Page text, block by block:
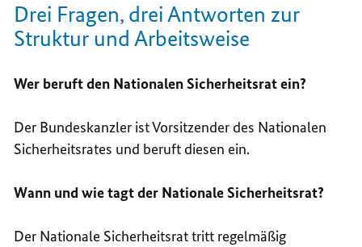
Drei Fragen, drei Antworten zur
Struktur und Arbeitsweise
Wer beruft den Nationalen Sicherheitsrat ein?
Der Bundeskanzler ist Vorsitzender des Nationalen
Sicherheitsrates und beruft diesen ein.
Wann und wie tagt der Nationale Sicherheitsrat?
Der Nationale Sicherheitsrat tritt regelmäßig